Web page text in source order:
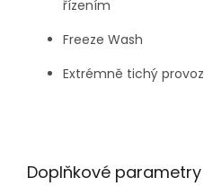
řízením
Freeze Wash
Extrémně tichý provoz
Doplňkové parametry